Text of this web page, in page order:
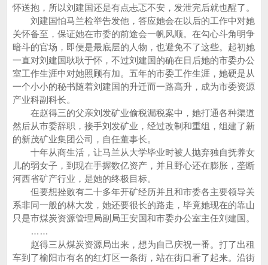
怀送抱，所以刘建国还是有点忐忑不安，发泄完后就也醒了。
刘建国怕马兰检举告发他，答应她会在以后的工作中对她
关怀备至，保证她在市委的前途会一帆风顺。在勾心斗角明争
暗斗的官场，即便是最底层的人物，也避免不了这些。起初她
一直对刘建国耿耿于怀，不过刘建国的确在日后她的市委办公
室工作生涯中对她照顾有加。五年的市委工作生涯，她硬是从
一个小小的秘书随着刘建国的升迁而一路高升，成为市委资源
产业科副科长。
在赵得三的父亲刘发矿业偷税漏税案中，她打通各种渠道
然后从市委辞职，接手刘发矿业，经过改制和重组，组建了新
的新茂矿业集团公司，自任董事长。
十年从商生活，让马兰从大学毕业时被人抛弃独自抚养女
儿的弱女子，到现在手握数亿资产，并且野心还在膨胀，垄断
河西省矿产行业，是她的终极目标。
但要想挫败有二十多年开矿经历并且和市委各主要领导关
系非同一般的林大发，她还要很长的路走，毕竟她现在的靠山
只是市煤炭资源管理局副局王安国和市委办公室主任刘建国。
……
赵得三从煤炭资源局出来，想为自己庆祝一番。打了出租
车到了榆阳市有名的红灯区一条街，站在街口看了起来。沿街